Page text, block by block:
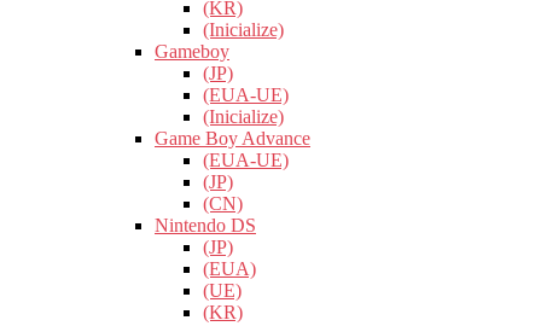
(KR)
(Inicialize)
Gameboy
(JP)
(EUA-UE)
(Inicialize)
Game Boy Advance
(EUA-UE)
(JP)
(CN)
Nintendo DS
(JP)
(EUA)
(UE)
(KR)